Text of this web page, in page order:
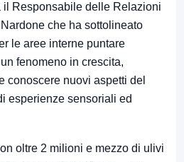
il Responsabile delle Relazioni
che ha sottolineato
le aree interne puntare
fenomeno in crescita,
conoscere nuovi aspetti del
esperienze sensoriali ed
oltre 2 milioni e mezzo di ulivi